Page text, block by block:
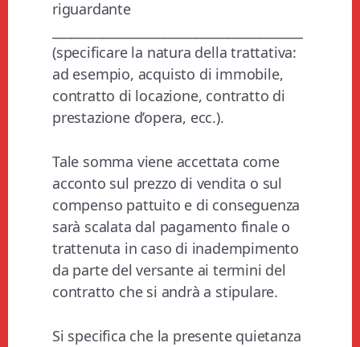
riguardante
(specificare la natura della trattativa:
ad esempio, acquisto di immobile,
contratto di locazione, contratto di
prestazione d’opera, ecc.).
Tale somma viene accettata come
acconto sul prezzo di vendita o sul
compenso pattuito e di conseguenza
sarà scalata dal pagamento finale o
trattenuta in caso di inadempimento
da parte del versante ai termini del
contratto che si andrà a stipulare.
Si specifica che la presente quietanza